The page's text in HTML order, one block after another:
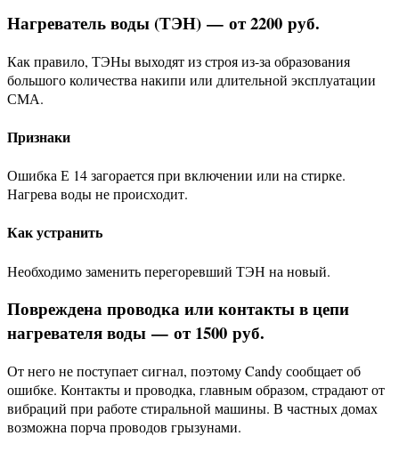
Нагреватель воды (ТЭН) — от 2200 руб.
Как правило, ТЭНы выходят из строя из-за образования
большого количества накипи или длительной эксплуатации
СМА.
Признаки
Ошибка Е 14 загорается при включении или на стирке.
Нагрева воды не происходит.
Как устранить
Необходимо заменить перегоревший ТЭН на новый.
Повреждена проводка или контакты в цепи
нагревателя воды — от 1500 руб.
От него не поступает сигнал, поэтому Candy сообщает об
ошибке. Контакты и проводка, главным образом, страдают от
вибраций при работе стиральной машины. В частных домах
возможна порча проводов грызунами.